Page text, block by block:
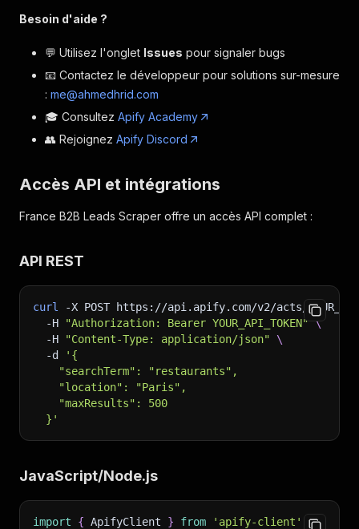
Besoin d'aide ?
💬 Utilisez l'onglet Issues pour signaler bugs
📧 Contactez le développeur pour solutions sur-mesure
: me@ahmedhrid.com
🎓 Consultez Apify Academy
👥 Rejoignez Apify Discord
Accès API et intégrations
France B2B Leads Scraper offre un accès API complet :
API REST
curl -X POST https://api.apify.com/v2/acts/
-H
"Authorization: Bearer YOUR_API_TOKEN" \
-H
"Content-Type: application/json"
\
-d
'{
    "searchTerm": "restaurants",
    "location": "Paris",
    "maxResults": 500
  }'
JavaScript/Node.js
import { ApifyClient } from 'apify-client'